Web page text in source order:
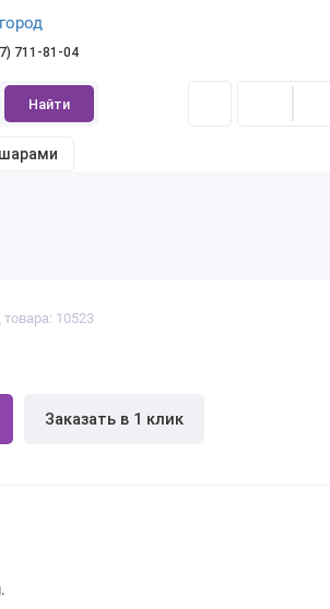
711-81-04
Найти
товара: 10523
Заказать в 1 клик